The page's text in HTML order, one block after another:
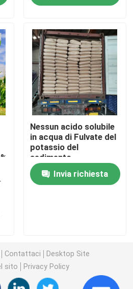
dell'azoto
del potassio
dell'estratto dell'alga
umico
Nessun acido solubile
in acqua di Fulvate del
potassio del
sedimento
Invia richiesta
Contattaci
Desktop Site
sito
Privacy Policy